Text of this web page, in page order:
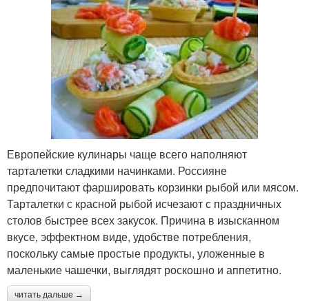
Европейские кулинары чаще всего наполняют
тарталетки сладкими начинками. Россияне
предпочитают фаршировать корзинки рыбой или мясом.
Тарталетки с красной рыбой исчезают с праздничных
столов быстрее всех закусок. Причина в изысканном
вкусе, эффектном виде, удобстве потребления,
поскольку самые простые продукты, уложенные в
маленькие чашечки, выглядят роскошно и аппетитно.
читать дальше →